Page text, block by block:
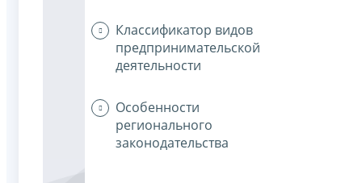
Классификатор видов
предпринимательской
деятельности
Особенности
регионального
законодательства